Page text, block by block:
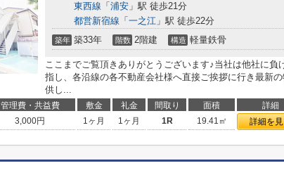
東西線 「 浦安 」駅 徒歩21分
都営新宿線 「 一之江 」駅 徒歩22分
築年 築33年 階数 2階建 構造 軽量鉄骨
ここまでご覧頂きありがとうございます♪当社は他社に負
指し、各沿線の各不動産会社様へ直接ご挨拶に行き最新
供し...
管理費・共益費 敷金 礼金 間取り 面積 詳細
3,000円 1ヶ月 1ヶ月 1R 19.41㎡ 詳細を